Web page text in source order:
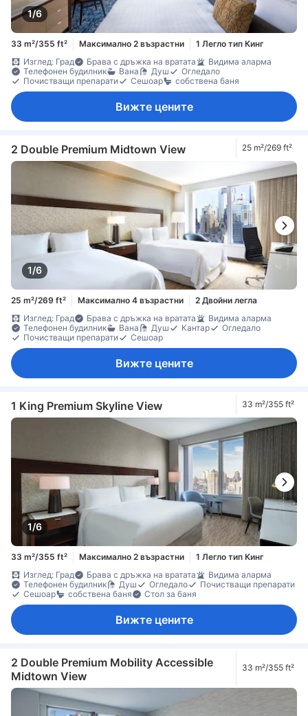
1/6
33 m²/355 ft² Максимално 2 възрастни
1 Легло тип Кинг
Изглед: Град
Брава с дръжка на вратата
Видима аларма
Телефонен будилник
Вана Душ
Огледало
Почистващи препарати
Сешоар собствена баня
Вижте цените
2 Double Premium Midtown View 25 m²/269 ft²
1/6
25 m²/269 ft² Максимално 4 възрастни
2 Двойни легла
Изглед: Град
Брава с дръжка на вратата
Видима аларма
Телефонен будилник
Вана Душ Кантар
Огледало
Почистващи препарати
Сешоар
Вижте цените
1 King Premium Skyline View 33 m²/355 ft²
1/6
33 m²/355 ft² Максимално 2 възрастни
1 Легло тип Кинг
Изглед: Град
Брава с дръжка на вратата
Видима аларма
Телефонен будилник
Душ Огледало
Почистващи препарати
Сешоар
собствена баня Стол за баня
Вижте цените
2 Double Premium Mobility Accessible
Midtown View
33 m²/355 ft²